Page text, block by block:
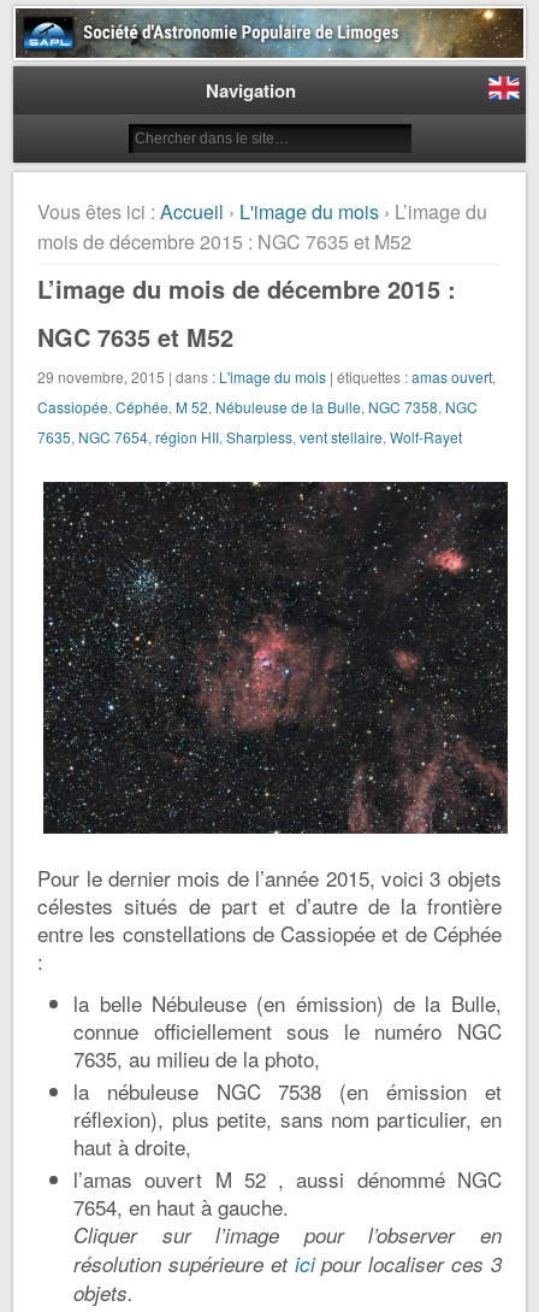
Société d'Astronomie Populaire
de Limoges
Navigation
Vous êtes ici : Accueil › L'image du mois › L’image du
mois de décembre 2015 : NGC 7635 et M52
L’image du mois de décembre 2015 :
NGC 7635 et M52
29 novembre, 2015 | dans : L'image du mois | étiquettes :amas ouvert,
Cassiopée,Céphée,M 52, Nébuleuse de la Bulle, NGC 7358, NGC
7635, NGC 7654,région HII,Sharpless,vent stellaire,Wolf-Rayet
Pour le dernier mois de l’année 2015, voici 3 objets
célestes situés de part et d’autre de la frontière
entre les constellations de Cassiopée et de Céphée
:
la belle Nébuleuse (en émission) de la Bulle,
connue officiellement sous le numéro NGC
7635, au milieu de la photo,
la nébuleuse NGC 7538 (en émission et
réflexion), plus petite, sans nom particulier, en
haut à droite,
l’amas ouvert M 52 , aussi dénommé NGC
7654, en haut à gauche.
Cliquer sur l’image pour l’observer en
résolution supérieure et icipour localiser ces 3
objets.